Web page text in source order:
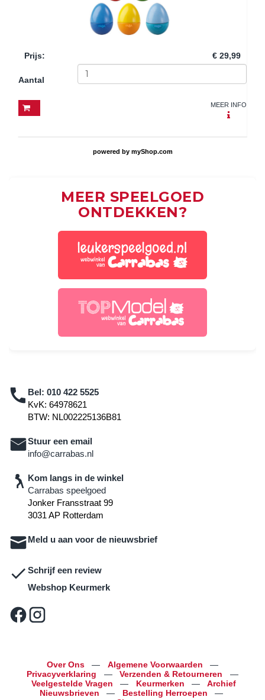
Prijs: € 29,99
Aantal
MEER INFO
powered by myShop.com
MEER SPEELGOED
ONTDEKKEN?
Bel: 010 422 5525
KvK: 64978621
BTW: NL002225136B81
Stuur een email
info@carrabas.nl
Kom langs in de winkel
Carrabas speelgoed
Jonker Fransstraat 99
3031 AP Rotterdam
Meld u aan voor de nieuwsbrief
Schrijf een review
Webshop Keurmerk
Over Ons — Algemene Voorwaarden
—
Privacyverklaring
— Verzenden & Retourneren
—
Veelgestelde Vragen
— Keurmerken —
Archief
Nieuwsbrieven
— Bestelling Herroepen
—